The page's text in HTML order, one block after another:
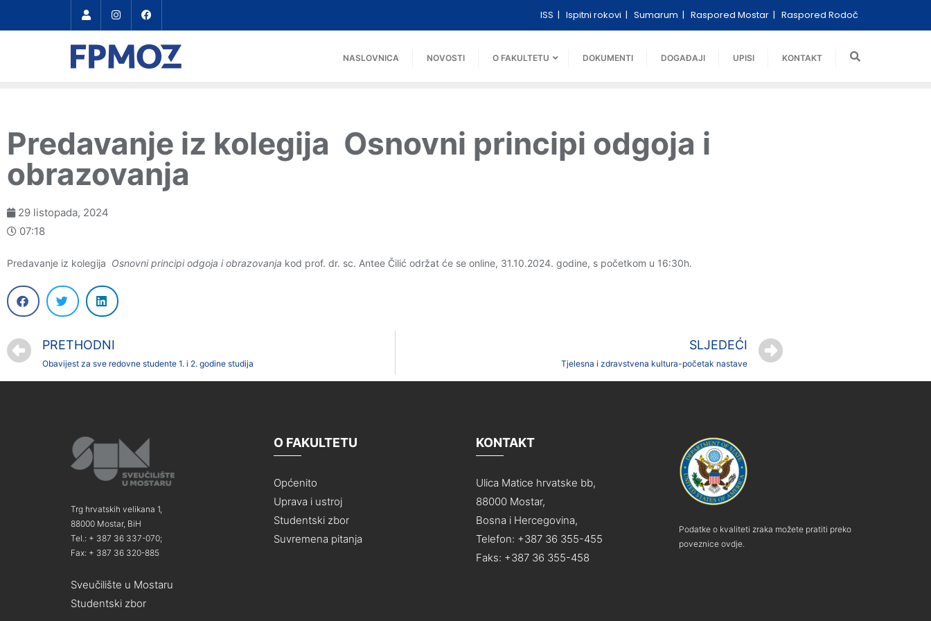
ISS Ispitni rokovi Sumarum Raspored Mostar Raspored Rodoč
NASLOVNICA NOVOSTI O FAKULTETU DOKUMENTI DOGAĐAJI UPISI KONTAKT
Predavanje iz kolegija Osnovni principi odgoja i
obrazovanja
29 listopada, 2024
07:18
Predavanje iz kolegija Osnovni principi odgoja i obrazovanja kod prof. dr. sc. Antee Čilić održat će se online, 31.10.2024. godine, s početkom u 16:30h.
PRETHODNI
Obavijest za sve redovne studente 1. i 2. godine studija
SLJEDEĆI
Tjelesna i zdravstvena kultura-početak nastave
Trg hrvatskih velikana 1,
88000 Mostar, BiH
Tel.: + 387 36 337-070;
Fax: + 387 36 320-885
Sveučilište u Mostaru
Studentski zbor
O FAKULTETU
Općenito
Uprava i ustroj
Studentski zbor
Suvremena pitanja
KONTAKT
Ulica Matice hrvatske bb,
88000 Mostar,
Bosna i Hercegovina,
Telefon: +387 36 355-455
Faks: +387 36 355-458
Podatke o kvaliteti zraka možete pratiti preko
poveznice ovdje.